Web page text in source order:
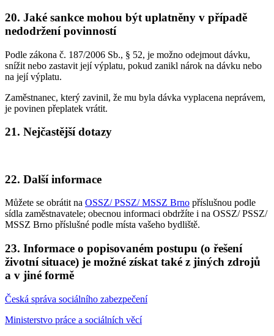
20. Jaké sankce mohou být uplatněny v případě
nedodržení povinností
Podle zákona č. 187/2006 Sb., § 52, je možno odejmout dávku,
snížit nebo zastavit její výplatu, pokud zanikl nárok na dávku nebo
na její výplatu.
Zaměstnanec, který zavinil, že mu byla dávka vyplacena neprávem,
je povinen přeplatek vrátit.
21. Nejčastější dotazy
22. Další informace
Můžete se obrátit na OSSZ/ PSSZ/ MSSZ Brno příslušnou podle
sídla zaměstnavatele; obecnou informaci obdržíte i na OSSZ/ PSSZ/
MSSZ Brno příslušné podle místa vašeho bydliště.
23. Informace o popisovaném postupu (o řešení
životní situace) je možné získat také z jiných zdrojů
a v jiné formě
Česká správa sociálního zabezpečení
Ministerstvo práce a sociálních věcí